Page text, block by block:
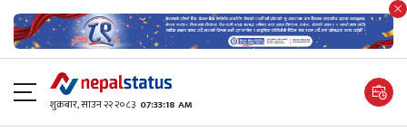
शुक्रबार​, साउन २२ २०८३ 07:33:18 AM